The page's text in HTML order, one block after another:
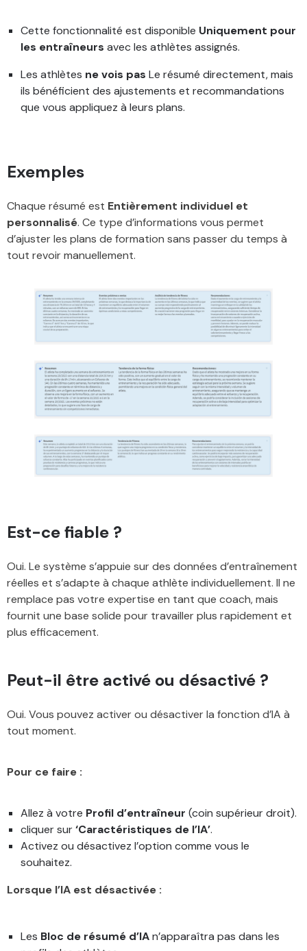
Cette fonctionnalité est disponible Uniquement pour
les entraîneurs avec les athlètes assignés.
Les athlètes ne vois pas Le résumé directement, mais
ils bénéficient des ajustements et recommandations
que vous appliquez à leurs plans.
Exemples
Chaque résumé est Entièrement individuel et
personnalisé. Ce type d’informations vous permet
d’ajuster les plans de formation sans passer du temps à
tout revoir manuellement.
Est-ce fiable ?
Oui. Le système s’appuie sur des données d’entraînement
réelles et s’adapte à chaque athlète individuellement. Il ne
remplace pas votre expertise en tant que coach, mais
fournit une base solide pour travailler plus rapidement et
plus efficacement.
Peut-il être activé ou désactivé ?
Oui. Vous pouvez activer ou désactiver la fonction d’IA à
tout moment.
Pour ce faire :
Allez à votre Profil d’entraîneur (coin supérieur droit).
cliquer sur‘Caractéristiques de l’IA’.
Activez ou désactivez l’option comme vous le
souhaitez.
Lorsque l’IA est désactivée :
Les Bloc de résumé d’IAn’apparaîtra pas dans les